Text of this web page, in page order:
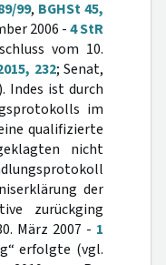
99, BGHSt 45,
2006 -4 StR
vom 10.
232; Senat,
). Indes ist durch
im
qualifizierte
nicht
der
zurückging
März 2007 - 1
erfolgte (vgl.